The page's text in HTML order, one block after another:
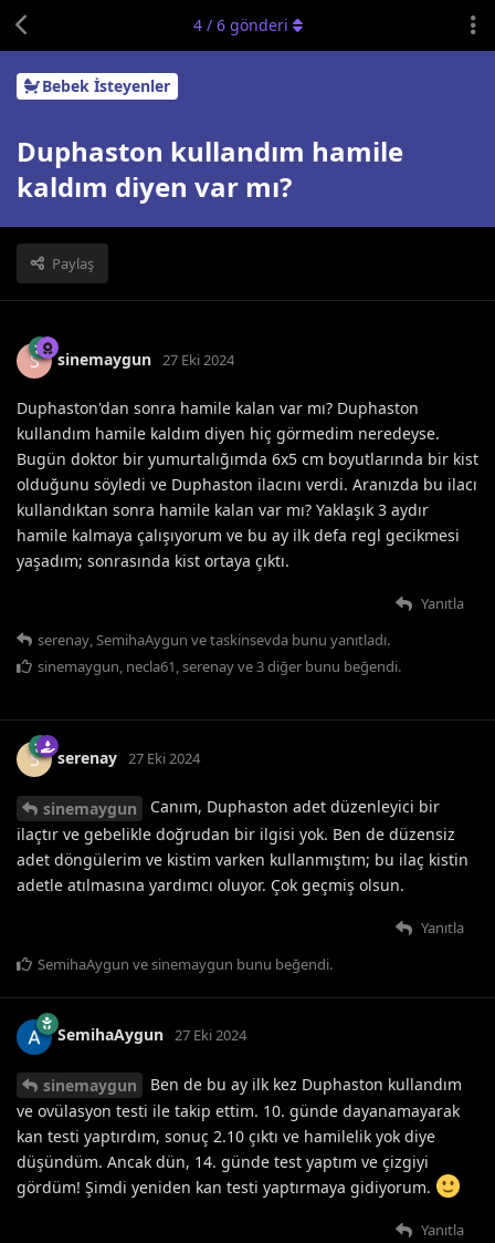
Bebek İsteyenler
Duphaston kullandım hamile
kaldım diyen var mı?
Paylaş
4/ 6gönderi
S sinemaygun 27 Eki 2024
Duphaston'dan sonra hamile kalan var mı? Duphaston
kullandım hamile kaldım diyen hiç görmedim neredeyse.
Bugün doktor bir yumurtalığımda 6x5 cm boyutlarında bir kist
olduğunu söyledi ve Duphaston ilacını verdi. Aranızda bu ilacı
kullandıktan sonra hamile kalan var mı? Yaklaşık 3 aydır
hamile kalmaya çalışıyorum ve bu ay ilk defa regl gecikmesi
yaşadım; sonrasında kist ortaya çıktı.
Yanıtla
serenay,SemihaAygun vetaskinsevda bunu yanıtladı.
sinemaygun, necla61,serenayve3diğer bunu beğendi.
S serenay 27 Eki 2024
sinemaygun
Canım, Duphaston adet düzenleyici bir
ilaçtır ve gebelikle doğrudan bir ilgisi yok. Ben de düzensiz
adet döngülerim ve kistim varken kullanmıştım; bu ilaç kistin
adetle atılmasına yardımcı oluyor. Çok geçmiş olsun.
Yanıtla
SemihaAygun vesinemaygun bunu beğendi.
SemihaAygun 27 Eki 2024
sinemaygun
Ben de bu ay ilk kez Duphaston kullandım
ve ovülasyon testi ile takip ettim. 10. günde dayanamayarak
kan testi yaptırdım, sonuç 2.10 çıktı ve hamilelik yok diye
düşündüm. Ancak dün, 14. günde test yaptım ve çizgiyi
gördüm! Şimdi yeniden kan testi yaptırmaya gidiyorum.
Yanıtla